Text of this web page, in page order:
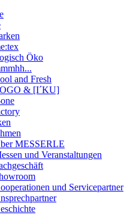
Öko
and Fresh
& [I´KU]
MESSERLE
und Veranstaltungen
und Servicepartner